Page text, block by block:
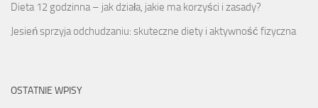
Dieta 12 godzinna – jak działa, jakie ma korzyści i zasady?
Jesień sprzyja odchudzaniu: skuteczne diety i aktywność fizyczna
OSTATNIE WPISY